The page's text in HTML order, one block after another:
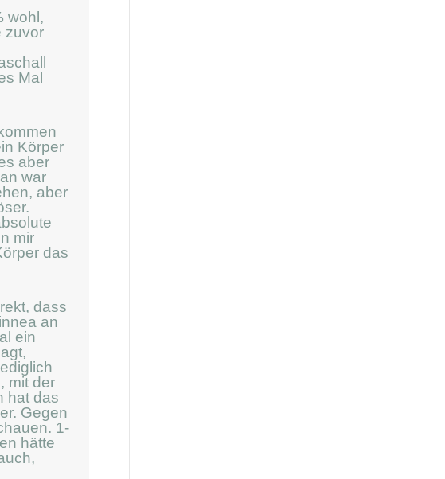
wohl,
zuvor
Mal
Körper
aber
war
aber
mir
das
dass
an
ein
mit der
hat das
Gegen
1-
hätte